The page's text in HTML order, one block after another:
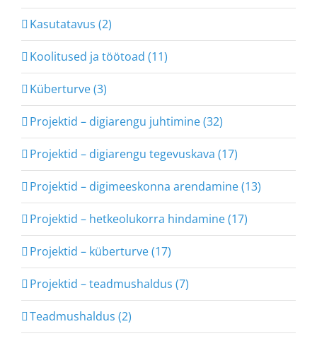
Kasutatavus (2)
Koolitused ja töötoad (11)
Küberturve (3)
Projektid – digiarengu juhtimine (32)
Projektid – digiarengu tegevuskava (17)
Projektid – digimeeskonna arendamine (13)
Projektid – hetkeolukorra hindamine (17)
Projektid – küberturve (17)
Projektid – teadmushaldus (7)
Teadmushaldus (2)